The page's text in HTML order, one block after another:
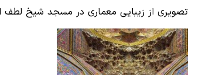
تصویری از زیبایی معماری در مسجد شیخ لطف